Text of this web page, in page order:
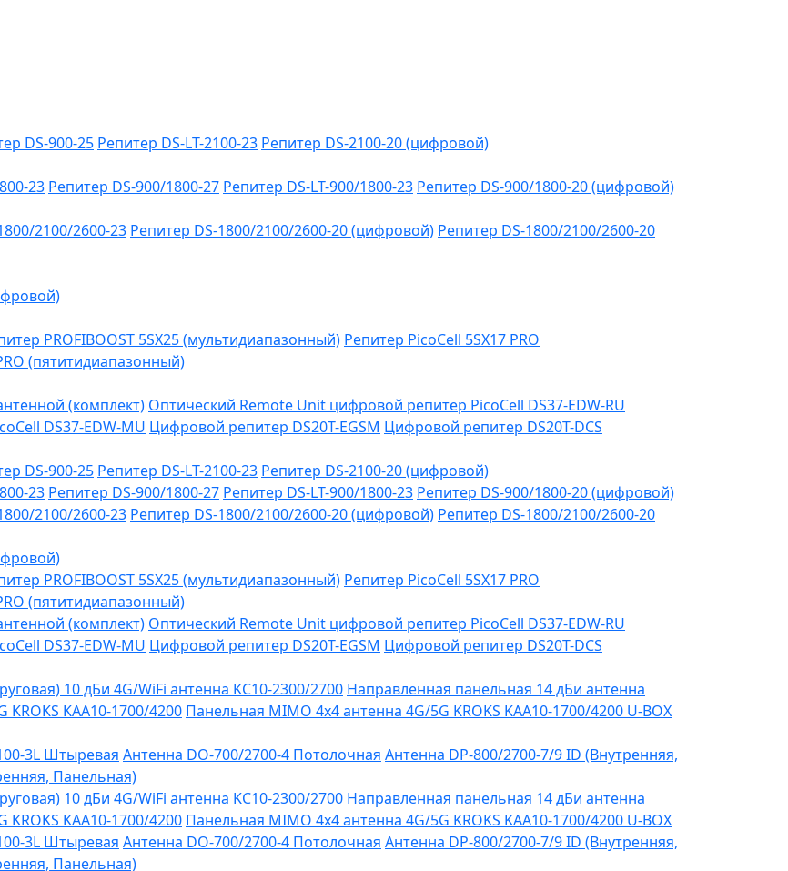
DS-900-25 Репитер DS-LT-2100-23 Репитер DS-2100-20 (цифровой)
23 Репитер DS-900/1800-27 Репитер DS-LT-900/1800-23 Репитер DS-900/1800-20 (цифровой)
2100/2600-23 Репитер DS-1800/2100/2600-20 (цифровой) Репитер DS-1800/2100/2600-20
PROFIBOOST 5SX25 (мультидиапазонный) Репитер PicoCell 5SX17 PRO
(пятитидиапазонный)
(комплект) Оптический Remote Unit цифровой репитер PicoCell DS37-EDW-RU
DS37-EDW-MU Цифровой репитер DS20T-EGSM Цифровой репитер DS20T-DCS
DS-900-25 Репитер DS-LT-2100-23 Репитер DS-2100-20 (цифровой)
23 Репитер DS-900/1800-27 Репитер DS-LT-900/1800-23 Репитер DS-900/1800-20 (цифровой)
2100/2600-23 Репитер DS-1800/2100/2600-20 (цифровой) Репитер DS-1800/2100/2600-20
PROFIBOOST 5SX25 (мультидиапазонный) Репитер PicoCell 5SX17 PRO
(пятитидиапазонный)
(комплект) Оптический Remote Unit цифровой репитер PicoCell DS37-EDW-RU
DS37-EDW-MU Цифровой репитер DS20T-EGSM Цифровой репитер DS20T-DCS
10 дБи 4G/WiFi антенна KC10-2300/2700 Направленная панельная 14 дБи антенна
KAA10-1700/4200 Панельная MIMO 4x4 антенна 4G/5G KROKS KAA10-1700/4200 U-BOX
3L Штыревая Антенна DO-700/2700-4 Потолочная Антенна DP-800/2700-7/9 ID (Внутренняя,
Панельная)
10 дБи 4G/WiFi антенна KC10-2300/2700 Направленная панельная 14 дБи антенна
KAA10-1700/4200 Панельная MIMO 4x4 антенна 4G/5G KROKS KAA10-1700/4200 U-BOX
3L Штыревая Антенна DO-700/2700-4 Потолочная Антенна DP-800/2700-7/9 ID (Внутренняя,
Панельная)